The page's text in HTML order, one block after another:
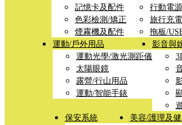
記憶卡及配件
色彩檢測/矯正
煙霧機及配件
行動電源
旅行充
拖板/
運動/戶外用品
運動光學/激光測距儀
太陽眼鏡
露營/行山用品
運動/智能手錶
影音與
保安系統
美容/護理及